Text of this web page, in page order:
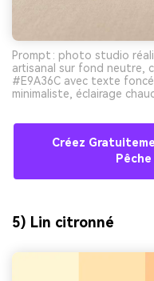
Prompt : photo studio
artisanal sur fond neutre,
#E9A36C avec texte
minimaliste, éclairage
Créez
Pêche
5) Lin citronné